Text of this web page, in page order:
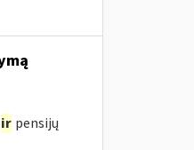
ir pensijų